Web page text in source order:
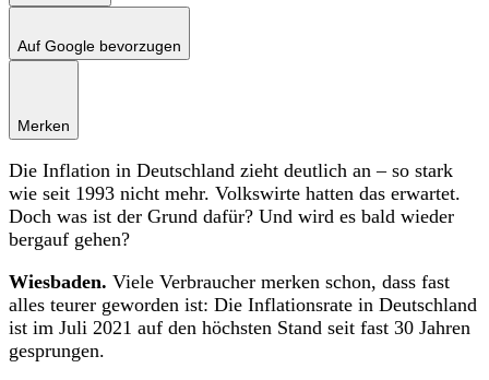
Auf Google bevorzugen
Merken
Die Inflation in Deutschland zieht deutlich an – so stark
wie seit 1993 nicht mehr. Volkswirte hatten das erwartet.
Doch was ist der Grund dafür? Und wird es bald wieder
bergauf gehen?
Wiesbaden. Viele Verbraucher merken schon, dass fast
alles teurer geworden ist: Die Inflationsrate in Deutschland
ist im Juli 2021 auf den höchsten Stand seit fast 30 Jahren
gesprungen.